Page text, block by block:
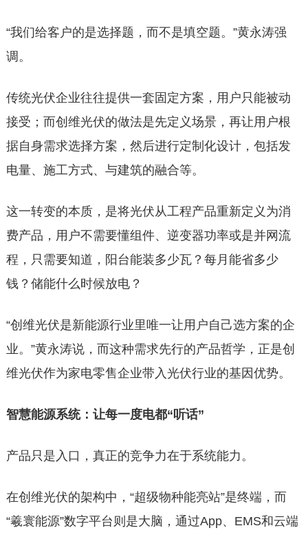
“我们给客户的是选择题，而不是填空题。”黄永涛强
调。
传统光伏企业往往提供一套固定方案，用户只能被动
接受；而创维光伏的做法是先定义场景，再让用户根
据自身需求选择方案，然后进行定制化设计，包括发
电量、施工方式、与建筑的融合等。
这一转变的本质，是将光伏从工程产品重新定义为消
费产品，用户不需要懂组件、逆变器功率或是并网流
程，只需要知道，阳台能装多少瓦？每月能省多少
钱？储能什么时候放电？
“创维光伏是新能源行业里唯一让用户自己选方案的企
业。”黄永涛说，而这种需求先行的产品哲学，正是创
维光伏作为家电零售企业带入光伏行业的基因优势。
智慧能源系统：让每一度电都“听话”
产品只是入口，真正的竞争力在于系统能力。
在创维光伏的架构中，“超级物种能亮站”是终端，而
“羲寰能源”数字平台则是大脑，通过App、EMS和云端